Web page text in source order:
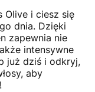
Olive i ciesz się
dnia. Dzięki
zapewnia nie
intensywne
już dziś i odkryj,
aby